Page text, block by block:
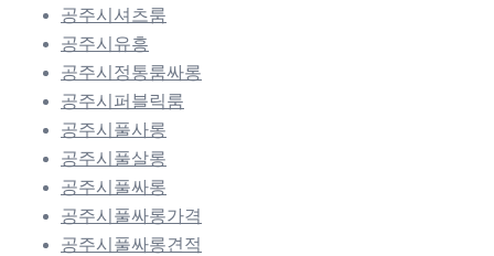
공주시셔츠룸
공주시유흥
공주시정통룸싸롱
공주시퍼블릭룸
공주시풀사롱
공주시풀살롱
공주시풀싸롱
공주시풀싸롱가격
공주시풀싸롱견적